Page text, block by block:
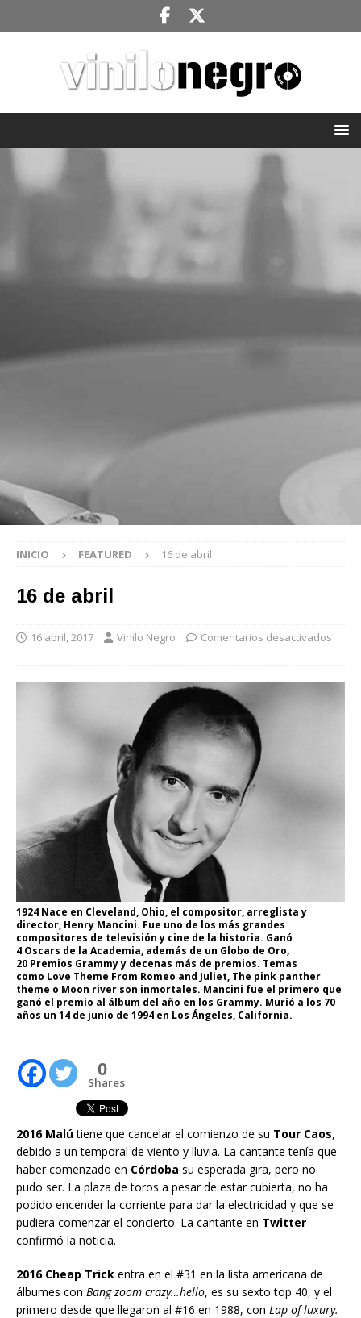
INICIO FEATURED 16 de abril
16 de abril
16 abril, 2017 Vinilo Negro Comentarios desactivados
1924 Nace en Cleveland, Ohio, el compositor, arreglista y
director, Henry Mancini. Fue uno de los más grandes
compositores de televisión y cine de la historia. Ganó
4 Oscars de la Academia, además de un Globo de Oro,
20 Premios Grammy y decenas más de premios. Temas
como Love Theme From Romeo and Juliet, The pink panther
theme o Moon river son inmortales. Mancini fue el primero que
ganó el premio al álbum del año en los Grammy. Murió a los 70
años un 14 de junio de 1994 en Los Ángeles, California.
0
Shares
2016 Malútiene que cancelar el comienzo de su Tour Caos,
debido a un temporal de viento y lluvia. La cantante tenía que
haber comenzado en Córdoba su esperada gira, pero no
pudo ser. La plaza de toros a pesar de estar cubierta, no ha
podido encender la corriente para dar la electricidad y que se
pudiera comenzar el concierto. La cantante en Twitter
confirmó la noticia.
2016 Cheap Trick entra en el #31 en la lista americana de
álbumes con Bang zoom crazy…hello, es su sexto top 40, y el
primero desde que llegaron al #16 en 1988, con Lap of luxury.